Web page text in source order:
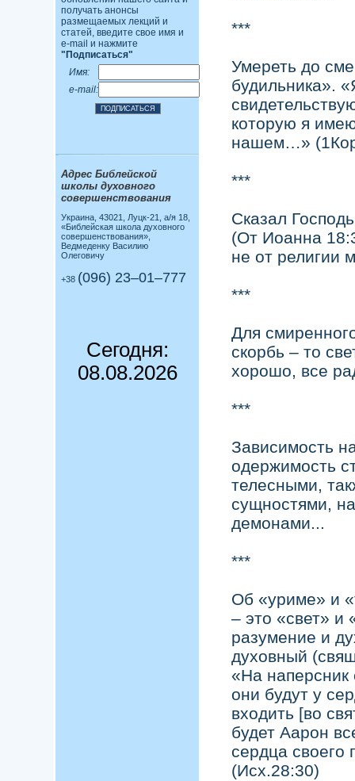
получать анонсы
размещаемых лекций и
статей, введите свое имя и
e-mail и нажмите
"Подписаться"
Имя:
e-mail:
Адрес Библейской
школы духовного
совершенствования
Украина, 43021, Луцк-21, а/я 18,
«Библейская школа духовного
совершенствования»,
Ведмеденку Василию
Олеговичу
+38 (096) 23–01–777
Сегодня:
08.08.2026
***
Умереть до
будильника».
которую я
нашем…»
***
Сказал
(От Иоанна
не от религии
***
Для
скорбь – то
хорошо, все
***
Зависимость
одержимость
телесными,
сущностями,
демонами...
***
Об «уриме» и
– это «свет» и
разумение и
духовный
«На
они будут у
входить [во
будет Аарон
сердца
(Исх.28:30)